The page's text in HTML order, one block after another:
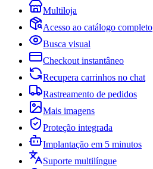
Multiloja
Acesso ao catálogo completo
Busca visual
Checkout instantâneo
Recupera carrinhos no chat
Rastreamento de pedidos
Mais imagens
Proteção integrada
Implantação em 5 minutos
Suporte multilíngue